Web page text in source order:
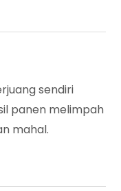
sendiri
panen melimpah
mahal.